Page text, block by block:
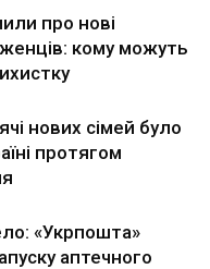
про нові
кому можуть
нових сімей було
протягом
«Укрпошта»
аптечного